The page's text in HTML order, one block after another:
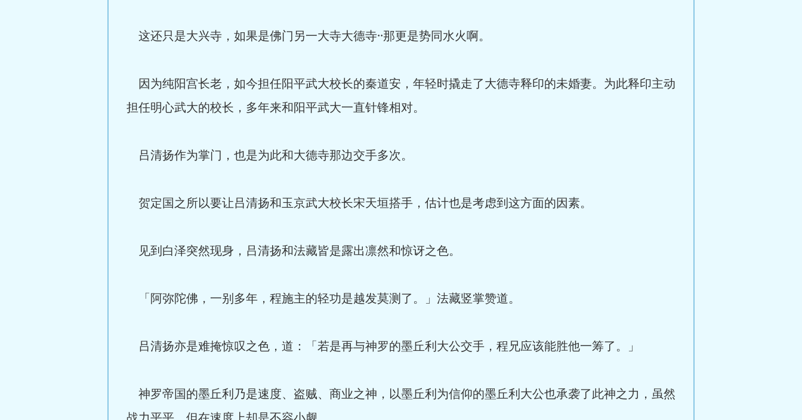
这还只是大兴寺，如果是佛门另一大寺大德寺··那更是势同水火啊。
因为纯阳宫长老，如今担任阳平武大校长的秦道安，年轻时撬走了大德寺释印的未婚妻。为此释印主动
担任明心武大的校长，多年来和阳平武大一直针锋相对。
吕清扬作为掌门，也是为此和大德寺那边交手多次。
贺定国之所以要让吕清扬和玉京武大校长宋天垣搭手，估计也是考虑到这方面的因素。
见到白泽突然现身，吕清扬和法藏皆是露出凛然和惊讶之色。
「阿弥陀佛，一别多年，程施主的轻功是越发莫测了。」法藏竖掌赞道。
吕清扬亦是难掩惊叹之色，道：「若是再与神罗的墨丘利大公交手，程兄应该能胜他一筹了。」
神罗帝国的墨丘利乃是速度、盗贼、商业之神，以墨丘利为信仰的墨丘利大公也承袭了此神之力，虽然